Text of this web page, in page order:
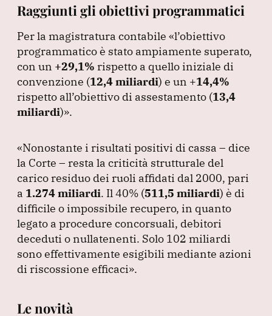
Raggiunti gli obiettivi programmatici
Per la magistratura contabile «l’obiettivo
programmatico è stato ampiamente superato,
con un +29,1% rispetto a quello iniziale di
convenzione (12,4 miliardi) e un +14,4%
rispetto all’obiettivo di assestamento (13,4
miliardi)».
«Nonostante i risultati positivi di cassa – dice
la Corte – resta la criticità strutturale del
carico residuo dei ruoli affidati dal 2000, pari
a 1.274 miliardi. Il 40% (511,5 miliardi) è di
difficile o impossibile recupero, in quanto
legato a procedure concorsuali, debitori
deceduti o nullatenenti. Solo 102 miliardi
sono effettivamente esigibili mediante azioni
di riscossione efficaci».
Le novità